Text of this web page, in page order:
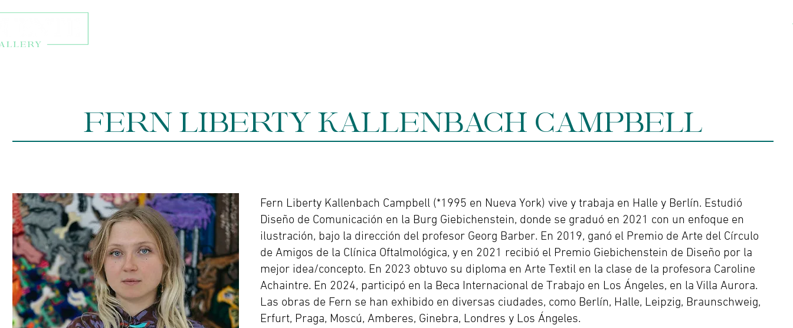
FERN LIBERTY KALLENBACH CAMPBELL
Fern Liberty Kallenbach Campbell (*1995 en Nueva York) vive y trabaja en Halle y Berlín. Estudió
Diseño de Comunicación en la Burg Giebichenstein, donde se graduó en 2021 con un enfoque en
ilustración, bajo la dirección del profesor Georg Barber. En 2019, ganó el Premio de Arte del Círculo
de Amigos de la Clínica Oftalmológica, y en 2021 recibió el Premio Giebichenstein de Diseño por la
mejor idea/concepto. En 2023 obtuvo su diploma en Arte Textil en la clase de la profesora Caroline
Achaintre. En 2024, participó en la Beca Internacional de Trabajo en Los Ángeles, en la Villa Aurora.
Las obras de Fern se han exhibido en diversas ciudades, como Berlín, Halle, Leipzig, Braunschweig,
Erfurt, Praga, Moscú, Amberes, Ginebra, Londres y Los Ángeles.